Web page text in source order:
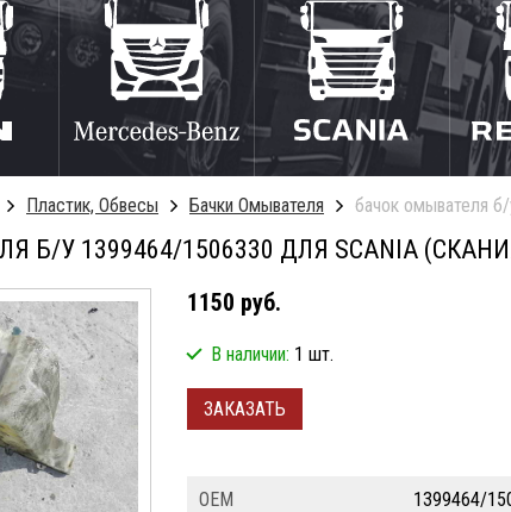
Пластик, Обвесы Бачки Омывателя бачок омывателя
Б/У 1399464/1506330 ДЛЯ SCANIA
1150 руб.
В наличии: 1 шт.
ЗАКАЗАТЬ
ОЕМ 1399464/